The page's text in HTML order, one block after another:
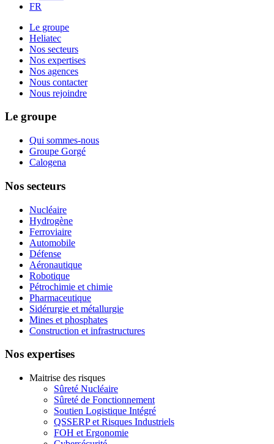
FR
Le groupe
Heliatec
Nos secteurs
Nos expertises
Nos agences
Nous contacter
Nous rejoindre
Le groupe
Qui sommes-nous
Groupe Gorgé
Calogena
Nos secteurs
Nucléaire
Hydrogène
Ferroviaire
Automobile
Défense
Aéronautique
Robotique
Pétrochimie et chimie
Pharmaceutique
Sidérurgie et métallurgie
Mines et phosphates
Construction et infrastructures
Nos expertises
Maitrise des risques
Sûreté Nucléaire
Sûreté de Fonctionnement
Soutien Logistique Intégré
QSSERP et Risques Industriels
FOH et Ergonomie